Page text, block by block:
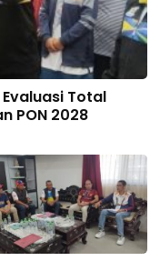
Total
PON 2028